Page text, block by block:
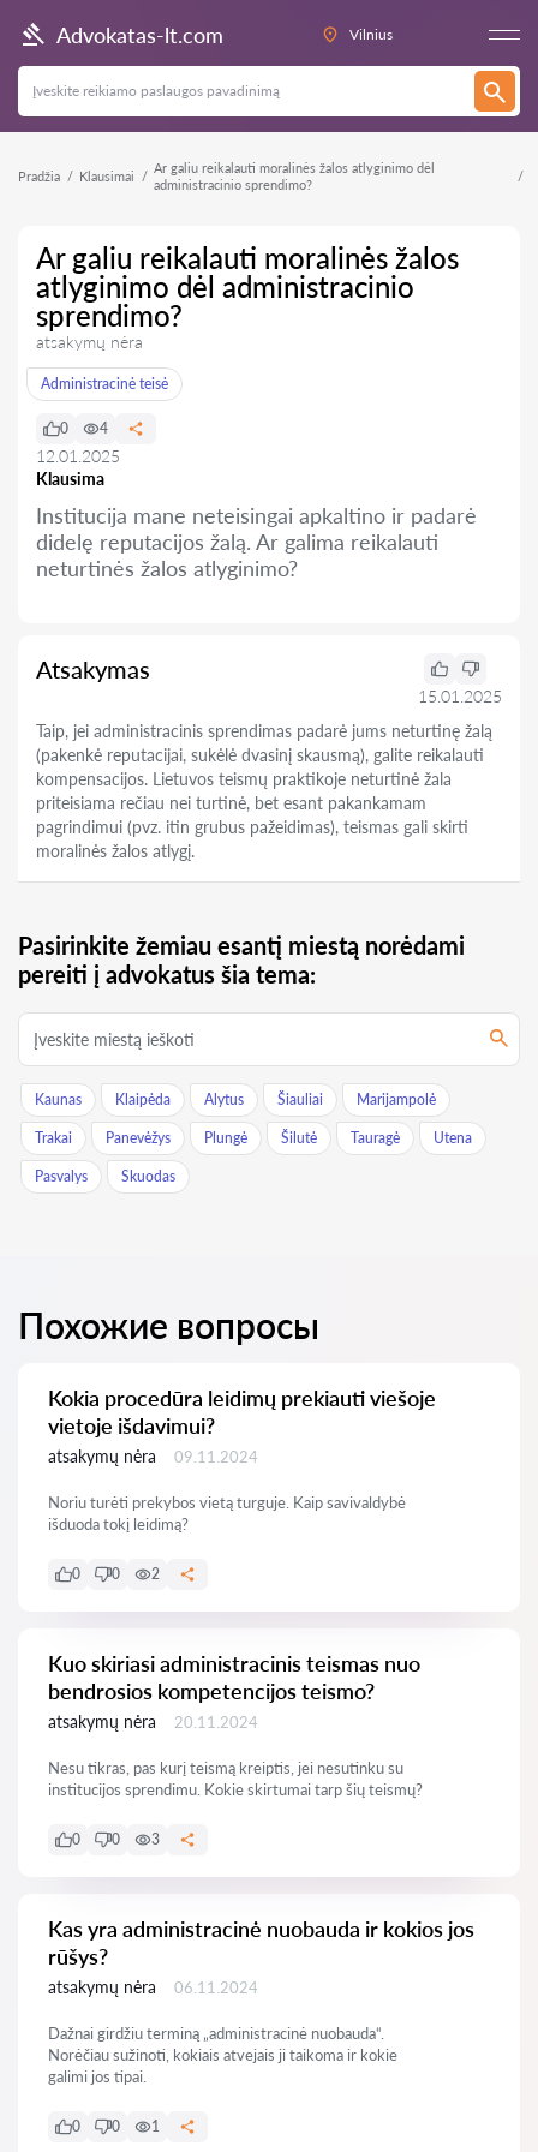
Advokatas-lt.com Vilnius
Pradžia Klausimai
Ar galiu reikalauti moralinės žalos atlyginimo dėl
administracinio sprendimo?
Ar galiu reikalauti moralinės žalos
atlyginimo dėl administracinio
sprendimo?
atsakymų nėra
Administracinė teisė
Klausima
0 4
12.01.2025
Institucija mane neteisingai apkaltino ir padarė
didelę reputacijos žalą. Ar galima reikalauti
neturtinės žalos atlyginimo?
Atsakymas
15.01.2025
Taip, jei administracinis sprendimas padarė jums neturtinę žalą
(pakenkė reputacijai, sukėlė dvasinį skausmą), galite reikalauti
kompensacijos. Lietuvos teismų praktikoje neturtinė žala
priteisiama rečiau nei turtinė, bet esant pakankamam
pagrindimui (pvz. itin grubus pažeidimas), teismas gali skirti
moralinės žalos atlygį.
Pasirinkite žemiau esantį miestą norėdami
pereiti į advokatus šia tema:
Kaunas Klaipėda Alytus Šiauliai Marijampolė
Trakai Panevėžys Plungė Šilutė Tauragė Utena
Pasvalys Skuodas
Похожие вопросы
Kokia procedūra leidimų prekiauti viešoje
vietoje išdavimui?
atsakymų nėra 09.11.2024
Noriu turėti prekybos vietą turguje. Kaip savivaldybė
išduoda tokį leidimą?
0 0 2
Kuo skiriasi administracinis teismas nuo
bendrosios kompetencijos teismo?
atsakymų nėra 20.11.2024
Nesu tikras, pas kurį teismą kreiptis, jei nesutinku su
institucijos sprendimu. Kokie skirtumai tarp šių teismų?
0 0 3
Kas yra administracinė nuobauda ir kokios jos
rūšys?
atsakymų nėra 06.11.2024
Dažnai girdžiu terminą „administracinė nuobauda“.
Norėčiau sužinoti, kokiais atvejais ji taikoma ir kokie
galimi jos tipai.
0 0 1